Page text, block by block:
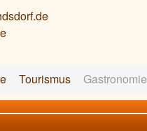
Tourismus Gastronomie